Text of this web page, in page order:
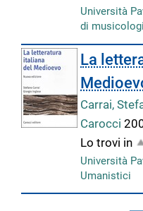
Università
di
La
Carrai,
Carocci
Lo trovi in
Università
Umanistici